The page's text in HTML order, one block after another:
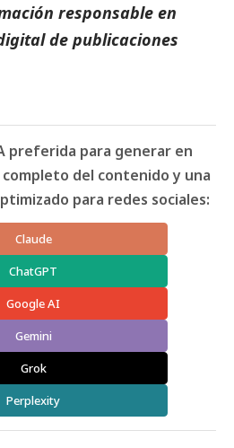
responsable en
de publicaciones
preferida para generar en
del contenido y una
para redes sociales:
Claude
ChatGPT
Google AI
Gemini
Grok
Perplexity